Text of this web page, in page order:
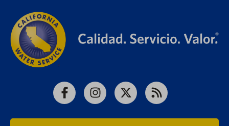
FacebookInstagram
X RSS